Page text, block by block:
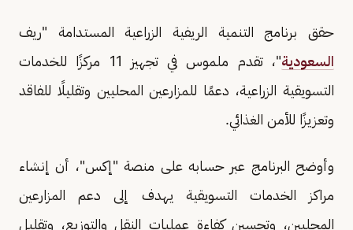
حقق برنامج التنمية الريفية الزراعية المستدامة "ريف
السعودية
"، تقدم ملموس في تجهيز 11 مركزًا للخدمات
التسويقية الزراعية، دعمًا للمزارعين المحليين وتقليلًا للفاقد
وتعزيزًا للأمن الغذائي.
وأوضح البرنامج عبر حسابه على منصة "إكس"، أن إنشاء
مراكز الخدمات التسويقية يهدف إلى دعم المزارعين
المحليين، وتحسين كفاءة عمليات النقل والتوزيع، وتقليل